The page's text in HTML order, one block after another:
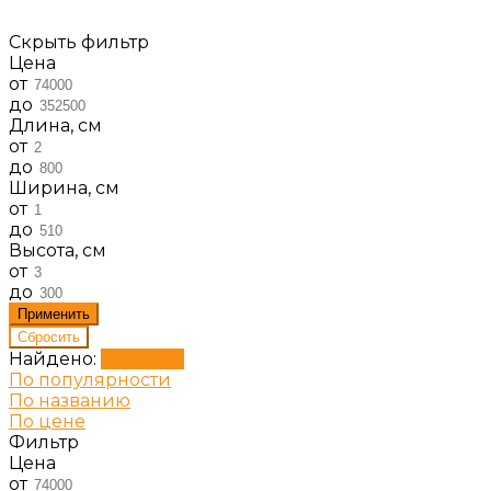
Скрыть фильтр
Цена
от
до
Длина, см
от
до
Ширина, см
от
до
Высота, см
от
до
Найдено:
По популярности
По названию
По цене
Фильтр
Цена
от